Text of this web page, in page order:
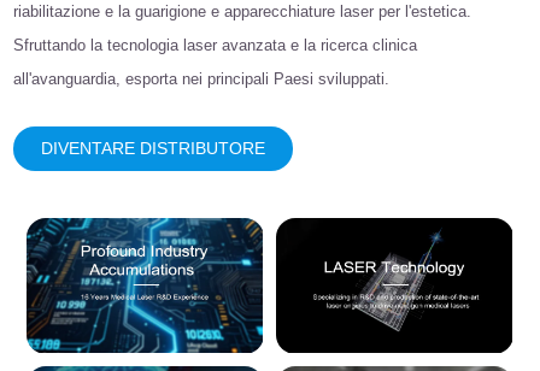
riabilitazione e la guarigione e apparecchiature laser per l'estetica.
Sfruttando la tecnologia laser avanzata e la ricerca clinica
all'avanguardia, esporta nei principali Paesi sviluppati.
DIVENTARE DISTRIBUTORE